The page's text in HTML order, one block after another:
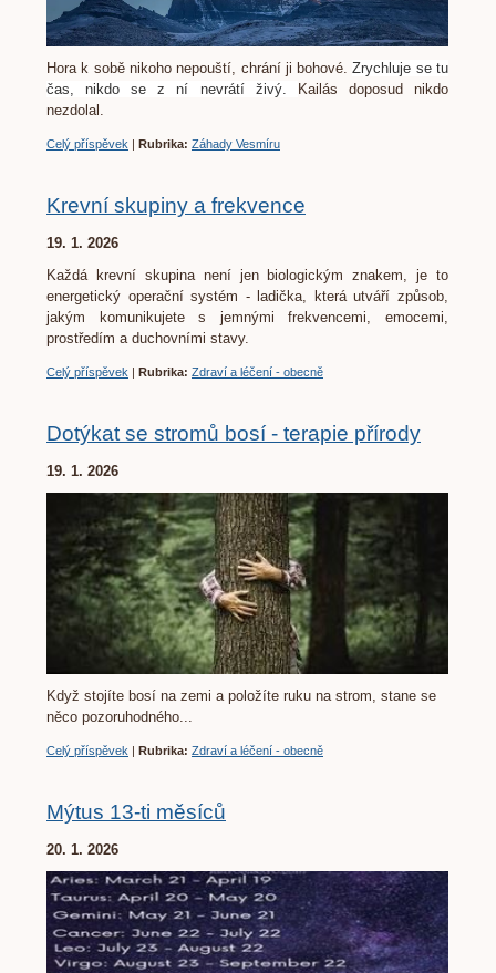
Hora k sobě nikoho nepouští, chrání ji bohové.Zrychluje se tu
čas, nikdo se z ní nevrátí živý.
Kailás doposud nikdo
nezdolal.
Celý příspěvek | Rubrika: Záhady Vesmíru
Krevní skupiny a frekvence
19. 1. 2026
Každá krevní skupina není jen biologickým znakem, je to
energetický operační systém - ladička, která utváří způsob,
jakým komunikujete s jemnými frekvencemi, emocemi,
prostředím a duchovními stavy.
Celý příspěvek | Rubrika: Zdraví a léčení - obecně
Dotýkat se stromů bosí - terapie přírody
19. 1. 2026
Když stojíte bosí na zemi a položíte ruku na strom, stane se
něco pozoruhodného...
Celý příspěvek | Rubrika: Zdraví a léčení - obecně
Mýtus 13-ti měsíců
20. 1. 2026